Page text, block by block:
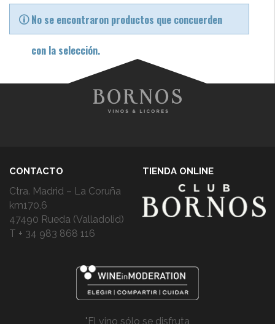
CONTACTO
No se encontraron productos que concuerden
con la selección.
CONTACTO
Ctra. Madrid – La Coruña
km170,6
47490 Rueda (Valladolid)
T + 34 983 868 116
TIENDA ONLINE
"El vino sólo se disfruta